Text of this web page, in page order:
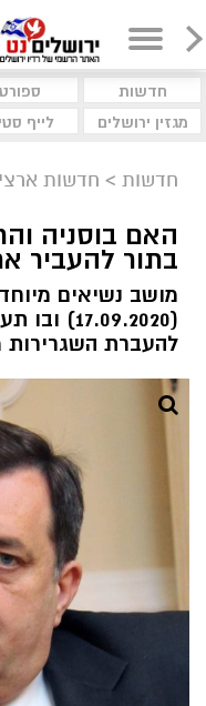
חדשות ספורט
מגזין ירושלים
לייף
חדשות > חדשות
האם בוסניה
בתור להעביר
מושב נשיאים
להעברת השגרירות